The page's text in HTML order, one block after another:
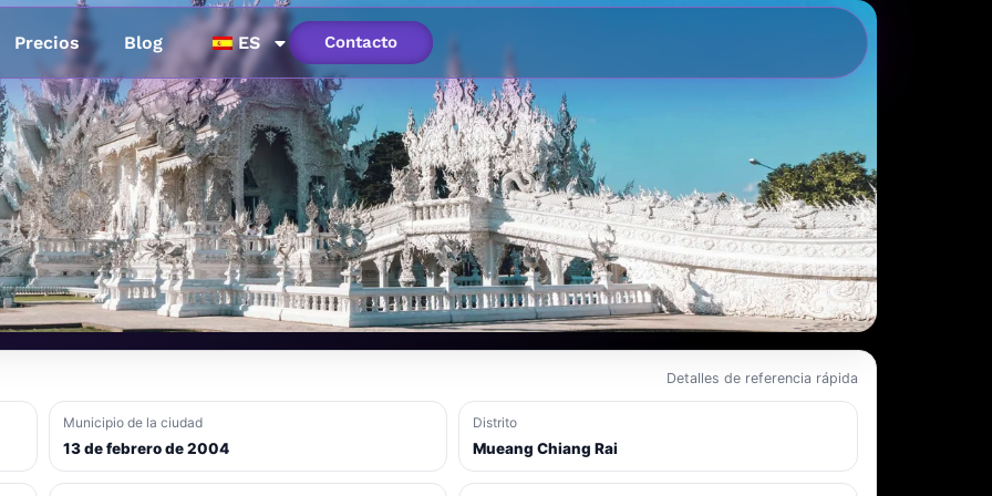
Precios Blog ES Contacto
dinámico)
Rai
2026
Detalles de referencia rápida
Municipio de la ciudad
13 de febrero de 2004
Distrito
Mueang Chiang Rai